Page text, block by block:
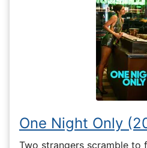
One Night Only
Two strangers scramble to